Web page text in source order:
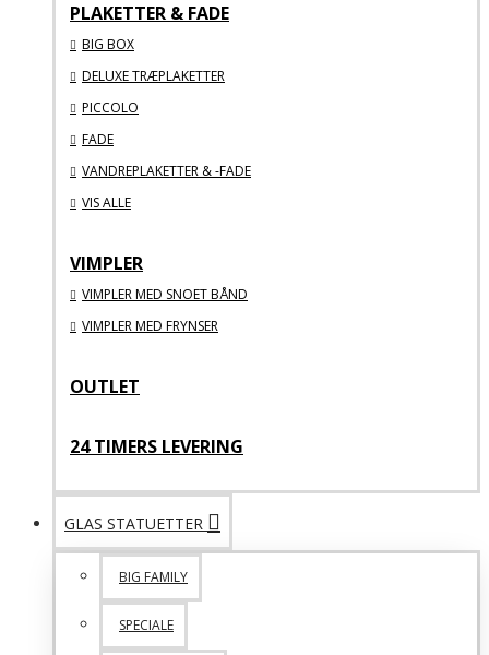
PLAKETTER & FADE
BIG BOX
DELUXE TRÆPLAKETTER
PICCOLO
FADE
VANDREPLAKETTER & -FADE
VIS ALLE
VIMPLER
VIMPLER MED SNOET BÅND
VIMPLER MED FRYNSER
OUTLET
24 TIMERS LEVERING
GLAS STATUETTER
BIG FAMILY
SPECIALE